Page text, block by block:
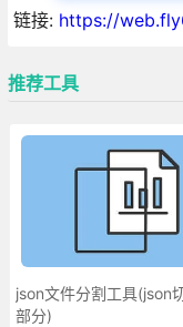
链接: https://
推荐工具
json文件分割工具(json
部分)